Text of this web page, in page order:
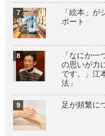
「絵本」が
ポート
「なにか一
の思いが力
です。」江
法」
足が頻繁に